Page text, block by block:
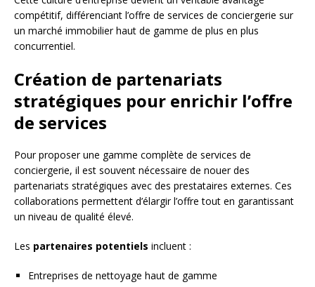
compétitif, différenciant l’offre de services de conciergerie sur
un marché immobilier haut de gamme de plus en plus
concurrentiel.
Création de partenariats
stratégiques pour enrichir l’offre
de services
Pour proposer une gamme complète de services de
conciergerie, il est souvent nécessaire de nouer des
partenariats stratégiques avec des prestataires externes. Ces
collaborations permettent d’élargir l’offre tout en garantissant
un niveau de qualité élevé.
Les partenaires potentiels incluent :
Entreprises de nettoyage haut de gamme